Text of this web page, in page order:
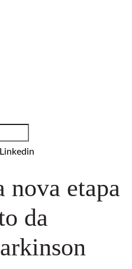
Linkedin
nova etapa
da